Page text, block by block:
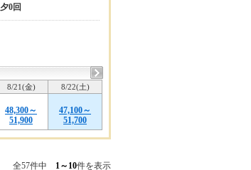
0回
8/21(金) 8/22(土)
48,300～
51,900
47,100～
51,700
全57件中 1～10件を表示